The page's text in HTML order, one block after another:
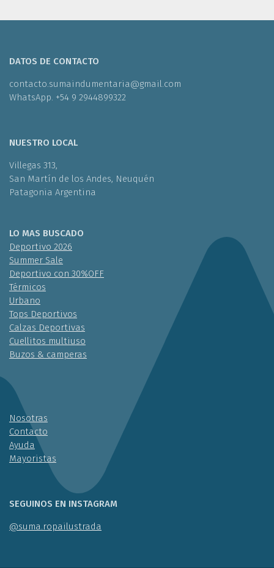
DATOS DE CONTACTO
contacto.sumaindumentaria@gmail.com
WhatsApp. +54 9 2944899322
NUESTRO LOCAL
Villegas 313,
San Martín de los Andes, Neuquén
Patagonia Argentina
LO MAS BUSCADO
Deportivo 2026
Summer Sale
Deportivo con 30%OFF
Térmicos
Urbano
Tops Deportivos
Calzas Deportivas
Cuellitos multiuso
Buzos & camperas
Nosotras
Contacto
Ayuda
Mayoristas
SEGUINOS EN INSTAGRAM
@suma.ropailustrada